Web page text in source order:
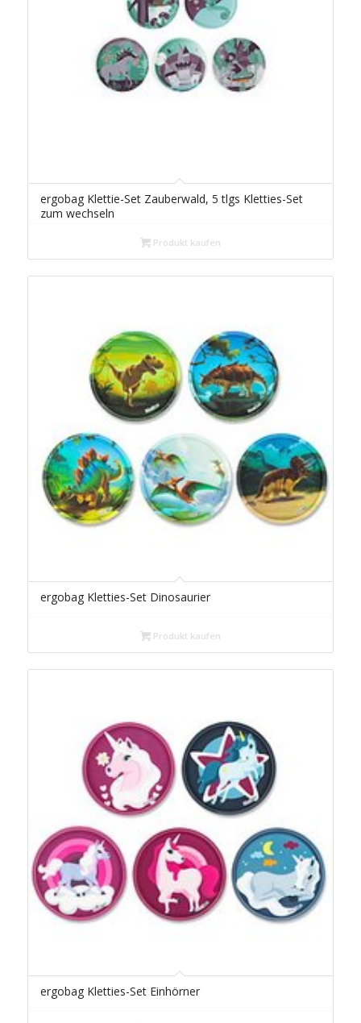
ergobag Klettie-Set Zauberwald, 5 tlgs Kletties-Set
zum wechseln
Produkt kaufen
ergobag Kletties-Set Dinosaurier
Produkt kaufen
ergobag Kletties-Set Einhörner